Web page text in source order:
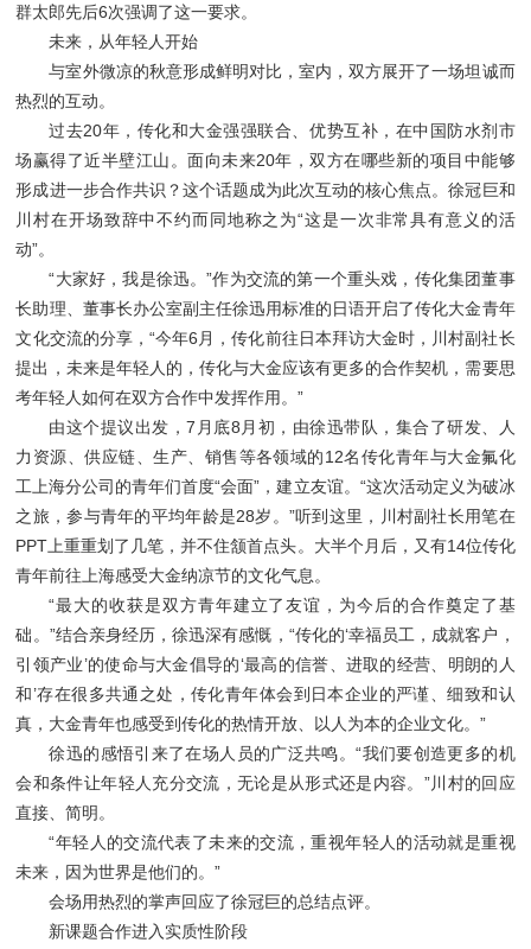
群太郎先后6次强调了这一要求。
未来，从年轻人开始
与室外微凉的秋意形成鲜明对比，室内，双方展开了一场坦诚而
热烈的互动。
过去20年，传化和大金强强联合、优势互补，在中国防水剂市
场赢得了近半壁江山。面向未来20年，双方在哪些新的项目中能够
形成进一步合作共识？这个话题成为此次互动的核心焦点。徐冠巨和
川村在开场致辞中不约而同地称之为“这是一次非常具有意义的活
动”。
“大家好，我是徐迅。”作为交流的第一个重头戏，传化集团董事
长助理、董事长办公室副主任徐迅用标准的日语开启了传化大金青年
文化交流的分享，“今年6月，传化前往日本拜访大金时，川村副社长
提出，未来是年轻人的，传化与大金应该有更多的合作契机，需要思
考年轻人如何在双方合作中发挥作用。”
由这个提议出发，7月底8月初，由徐迅带队，集合了研发、人
力资源、供应链、生产、销售等各领域的12名传化青年与大金氟化
工上海分公司的青年们首度“会面”，建立友谊。“这次活动定义为破冰
之旅，参与青年的平均年龄是28岁。”听到这里，川村副社长用笔在
PPT上重重划了几笔，并不住颔首点头。大半个月后，又有14位传化
青年前往上海感受大金纳凉节的文化气息。
“最大的收获是双方青年建立了友谊，为今后的合作奠定了基
础。”结合亲身经历，徐迅深有感慨，“传化的‘幸福员工，成就客户，
引领产业’的使命与大金倡导的‘最高的信誉、进取的经营、明朗的人
和’存在很多共通之处，传化青年体会到日本企业的严谨、细致和认
真，大金青年也感受到传化的热情开放、以人为本的企业文化。”
徐迅的感悟引来了在场人员的广泛共鸣。“我们要创造更多的机
会和条件让年轻人充分交流，无论是从形式还是内容。”川村的回应
直接、简明。
“年轻人的交流代表了未来的交流，重视年轻人的活动就是重视
未来，因为世界是他们的。”
会场用热烈的掌声回应了徐冠巨的总结点评。
新课题合作进入实质性阶段